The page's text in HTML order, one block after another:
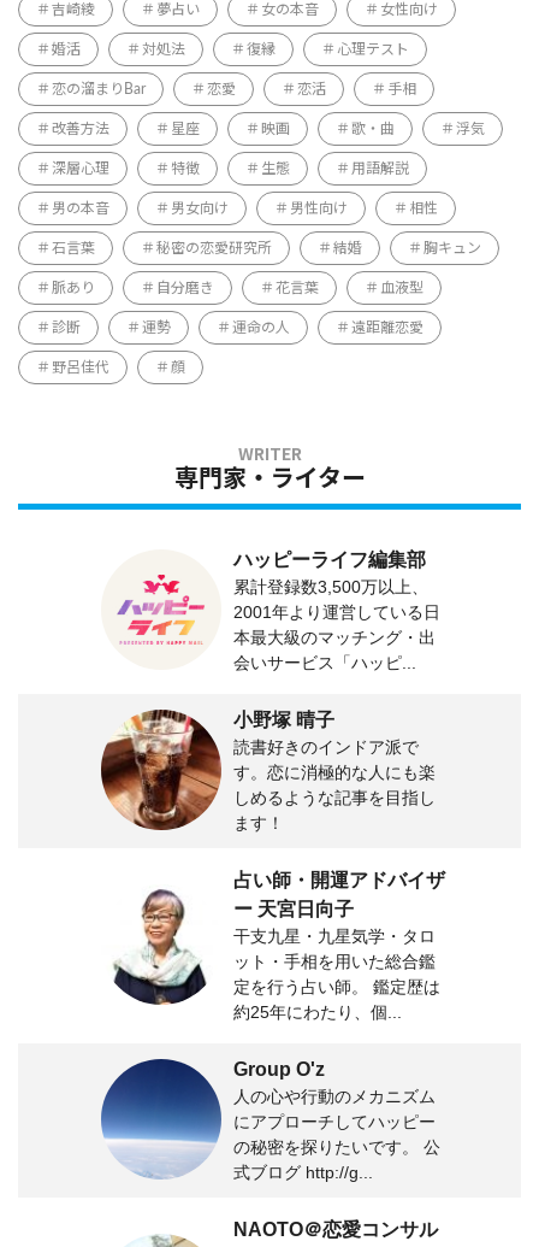
吉崎綾 夢占い 女の本音 女性向け
婚活 対処法 復縁 心理テスト
恋の溜まりBar 恋愛 恋活 手相
改善方法 星座 映画 歌・曲 浮気
深層心理 特徴 生態 用語解説
男の本音 男女向け 男性向け 相性
石言葉 秘密の恋愛研究所 結婚 胸キュン
脈あり 自分磨き 花言葉 血液型
診断 運勢 運命の人 遠距離恋愛
野呂佳代 顔
専門家・ライター
ハッピーライフ編集部
累計登録数3,500万以上、
2001年より運営している日
本最大級のマッチング・出
会いサービス「ハッピ...
小野塚 晴子
読書好きのインドア派で
す。恋に消極的な人にも楽
しめるような記事を目指し
ます！
占い師・開運アドバイザ
ー 天宮日向子
干支九星・九星気学・タロ
ット・手相を用いた総合鑑
定を行う占い師。 鑑定歴は
約25年にわたり、個...
Group O'z
人の心や行動のメカニズム
にアプローチしてハッピー
の秘密を探りたいです。 公
式ブログ http://g...
NAOTO＠恋愛コンサル